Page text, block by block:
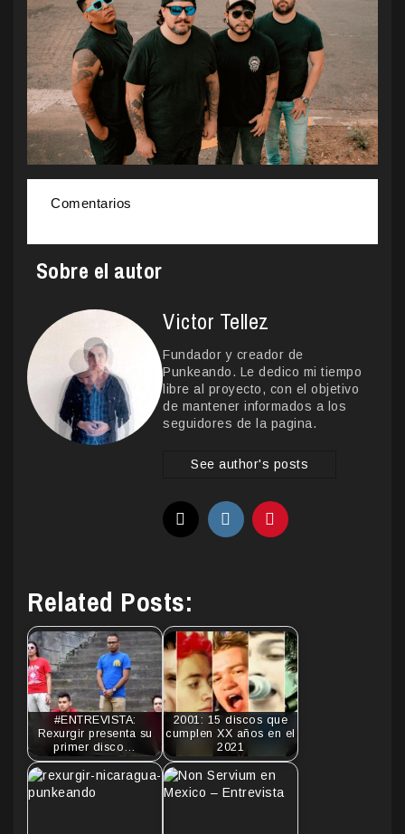
Comentarios
Sobre el autor
Victor Tellez
Fundador y creador de
Punkeando. Le dedico mi tiempo
libre al proyecto, con el objetivo
de mantener informados a los
seguidores de la pagina.
See author's posts
Related Posts:
#ENTREVISTA:
Rexurgir presenta su
primer disco…
2001: 15 discos que
cumplen XX años en el
2021